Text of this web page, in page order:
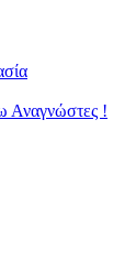
Αναγνώστες !